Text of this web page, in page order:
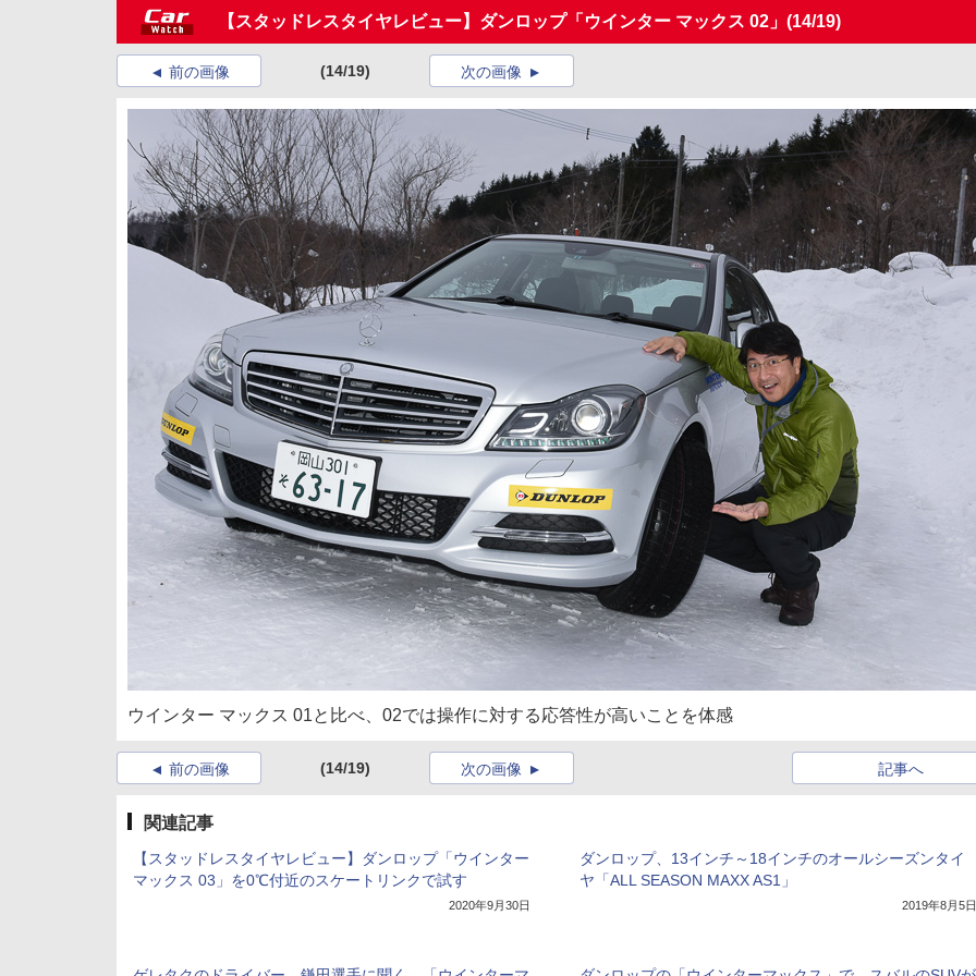
【スタッドレスタイヤレビュー】ダンロップ「ウインター マックス 02」 (14/19)
前の画像 (14/19) 次の画像
ウインター マックス 01と比べ、02では操作に対する応答性が高いことを体感
前の画像 (14/19) 記事へ
次の画像
関連記事
【スタッドレスタイヤレビュー】ダンロップ「ウインター
マックス 03」を0℃付近のスケートリンクで試す
2020年9月30日
ダンロップ、13インチ～18インチのオールシーズンタイ
ヤ「ALL SEASON MAXX AS1」
2019年8月5日